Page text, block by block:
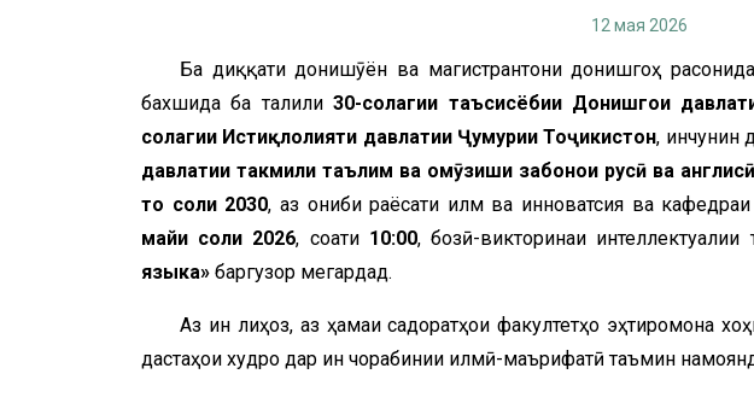
12 мая 2026
Ба диққати донишҷӯён ва магистрантони донишгоҳ
бахшида ба таҷлили30-солагии таъсисёбии Донишгоҳи
солагии Истиқлолияти давлатии Ҷумҳурии Тоҷикистон, инчунин
давлатии такмили таълим ва омӯзиши забонҳои русӣ ва
то соли 2030, аз ҷониби раёсати илм ва инноватсия ва
майи соли 2026, соати 10:00, бозӣ-викторинаи
языка» баргузор мегардад.
Аз ин лиҳоз, аз ҳамаи садоратҳои факултетҳо эҳтиромона
дастаҳои худро дар ин чорабинии илмӣ-маърифатӣ таъмин